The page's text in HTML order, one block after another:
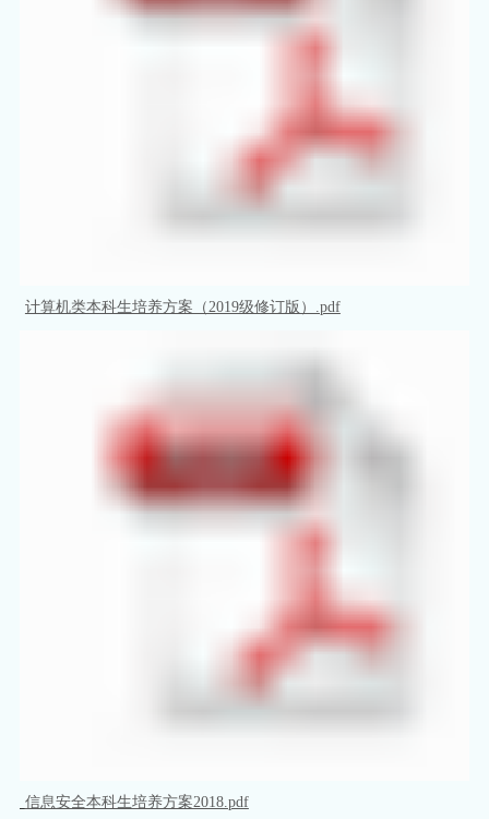
计算机类本科生培养方案（2019级修订版）.pdf
信息安全本科生培养方案2018.pdf